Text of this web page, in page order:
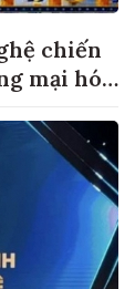
chiến
mại hóa